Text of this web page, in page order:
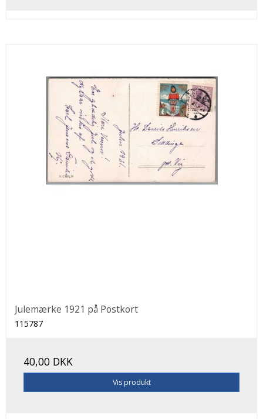
Julemærke 1921 på Postkort
115787
40,00 DKK
Vis produkt